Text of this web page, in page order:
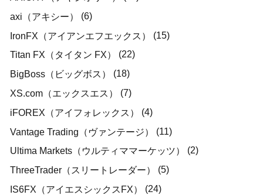
axi（アキシー）
(6)
IronFX（アイアンエフエックス）
(15)
Titan FX（タイタン FX）
(22)
BigBoss（ビッグボス）
(18)
XS.com（エックスエス）
(7)
iFOREX（アイフォレックス）
(4)
Vantage Trading（ヴァンテージ）
(11)
Ultima Markets（ウルティママーケッツ）
(2)
ThreeTrader（スリートレーダー）
(5)
IS6FX（アイエスシックスFX）
(24)